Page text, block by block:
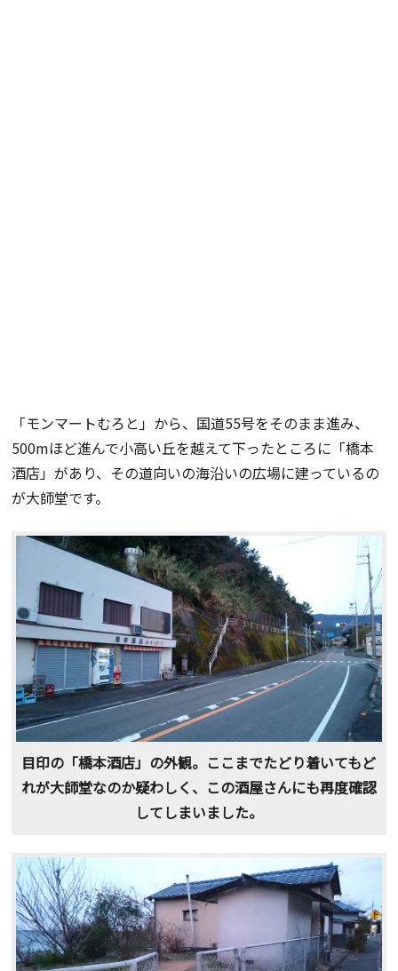
「モンマートむろと」から、国道55号をそのまま進み、
500mほど進んで小高い丘を越えて下ったところに「橋本
酒店」があり、その道向いの海沿いの広場に建っているの
が大師堂です。
目印の「橋本酒店」の外観。ここまでたどり着いてもど
れが大師堂なのか疑わしく、この酒屋さんにも再度確認
してしまいました。